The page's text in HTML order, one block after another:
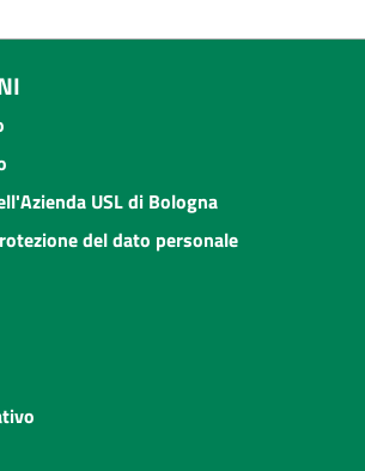
USL di Bologna
del dato personale